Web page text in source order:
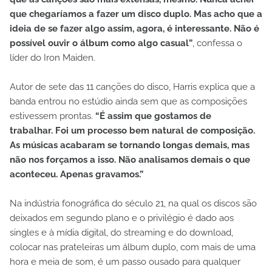
que chegaríamos a fazer um disco duplo. Mas acho que a
ideia de se fazer algo assim, agora, é interessante. Não é
possível ouvir o álbum como algo casual” , confessa o
líder do Iron Maiden.
Autor de sete das 11 canções do disco, Harris explica que a
banda entrou no estúdio ainda sem que as composições
estivessem prontas. “É assim que gostamos de
trabalhar. Foi um processo bem natural de composição.
As músicas acabaram se tornando longas demais, mas
não nos forçamos a isso. Não analisamos demais o que
aconteceu. Apenas gravamos.”
Na indústria fonográfica do século 21, na qual os discos são
deixados em segundo plano e o privilégio é dado aos
singles e à mídia digital, do streaming e do download,
colocar nas prateleiras um álbum duplo, com mais de uma
hora e meia de som, é um passo ousado para qualquer